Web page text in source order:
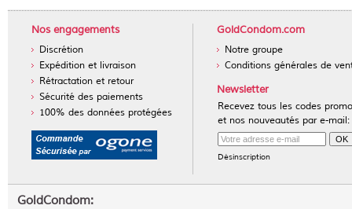
Nos engagements
Discrétion
Expédition et livraison
Rétractation et retour
Sécurité des paiements
100% des données protégées
GoldCondom.com
Notre groupe
Conditions générales de
Newsletter
Recevez tous les codes
et nos nouveautés par e-mail:
Désinscription
GoldCondom: